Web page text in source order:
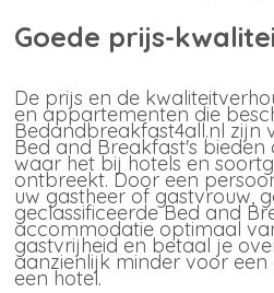
Goede prijs-
De prijs en de
en appartementen die
Bedandbreakfast4all.nl zijn
Bed and Breakfast's
waar het bij hotels en
ontbreekt. Door een
uw gastheer of gastvrouw,
geclassificeerde Bed and
accommodatie optimaal
gastvrijheid en betaal je
aanzienlijk minder voor
een hotel.